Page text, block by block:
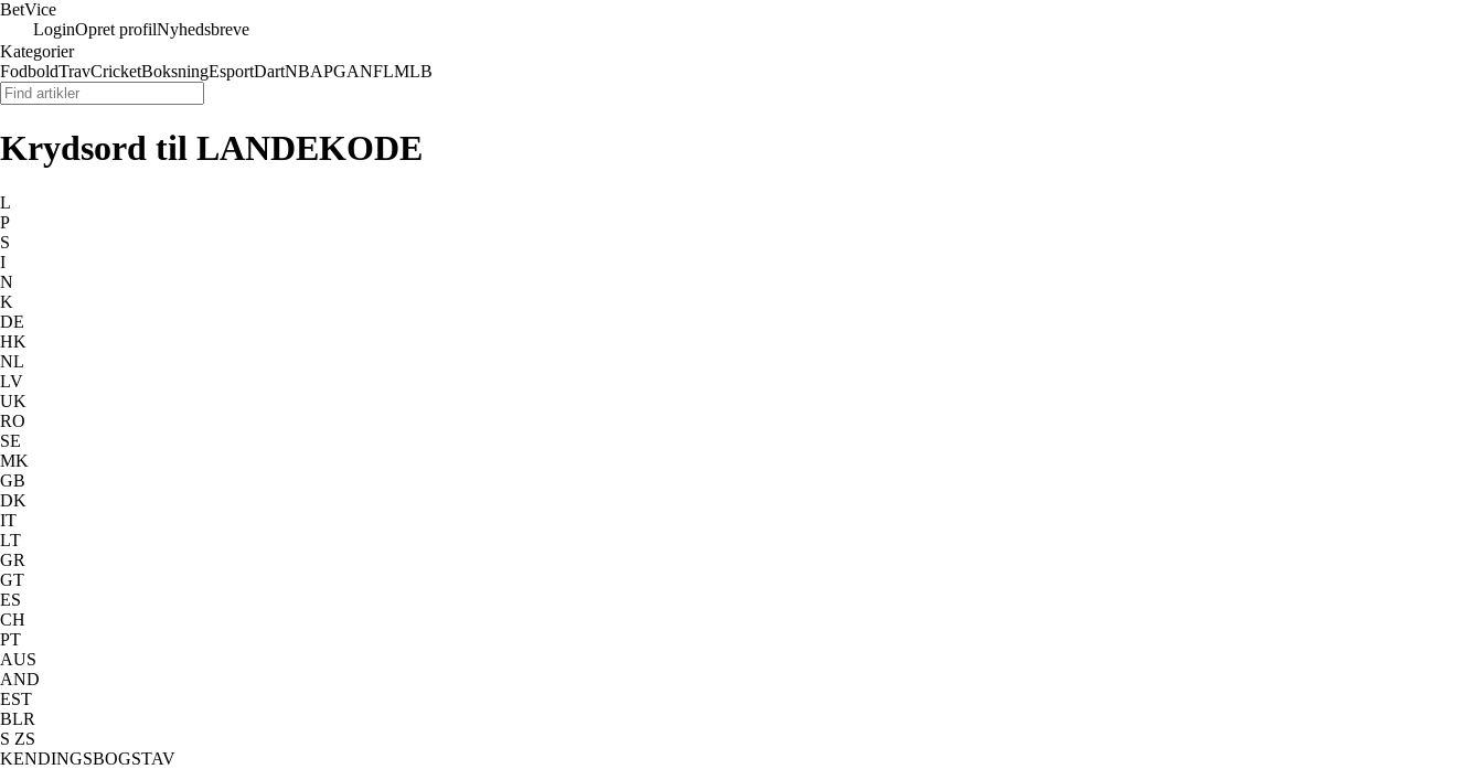
BetVice
LoginOpret profilNyhedsbreve
Kategorier
FodboldTravCricketBoksningEsportDartNBAPGANFLMLB
Krydsord til LANDEKODE
L
P
S
I
N
K
DE
HK
NL
LV
UK
RO
SE
MK
GB
DK
IT
LT
GR
GT
ES
CH
PT
AUS
AND
EST
BLR
S ZS
KENDINGSBOGSTAV